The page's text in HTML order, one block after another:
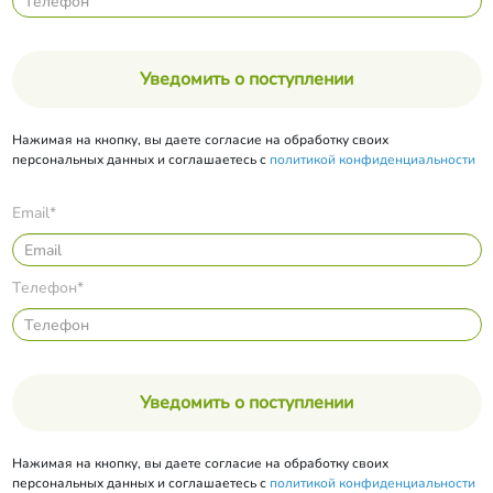
Уведомить о поступлении
Нажимая на кнопку, вы даете согласие на обработку своих
персональных данных и соглашаетесь с политикой конфиденциальности
Email*
Телефон*
Уведомить о поступлении
Нажимая на кнопку, вы даете согласие на обработку своих
персональных данных и соглашаетесь с политикой конфиденциальности